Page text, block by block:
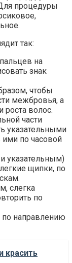
процедуры
так:
на
знак
чтобы
межбровья, а
роста волос.
части
указательными
ими по часовой
указательным)
щипки, по
слегка
по
по направлению
красить